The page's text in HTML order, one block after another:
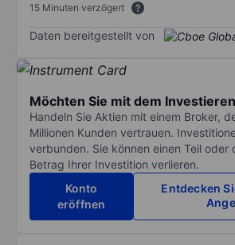
15 Minuten verzögert
Daten bereitgestellt von
Möchten Sie mit dem
Handeln Sie Aktien mit einem Broker,
Millionen Kunden vertrauen.
verbunden. Sie können einen Teil oder
Betrag Ihrer Investition verlieren.
Konto
eröffnen
Entdecken